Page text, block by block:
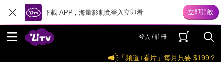
下載 APP，海量影劇免登入立即看
登入 / 註冊
「頻道+看片」每月只要 $199？